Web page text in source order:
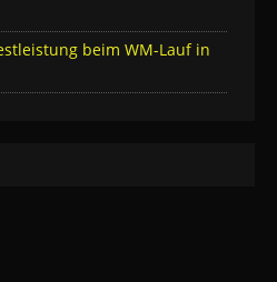
beim WM-Lauf in